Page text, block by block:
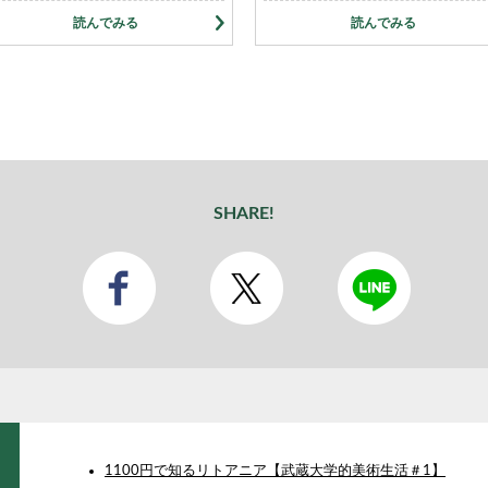
読んでみる 読んでみる
SHARE!
1100円で知るリトアニア【武蔵大学的美術生活＃1】